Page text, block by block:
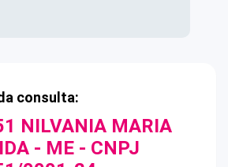
consulta:
NILVANIA MARIA
- ME - CNPJ